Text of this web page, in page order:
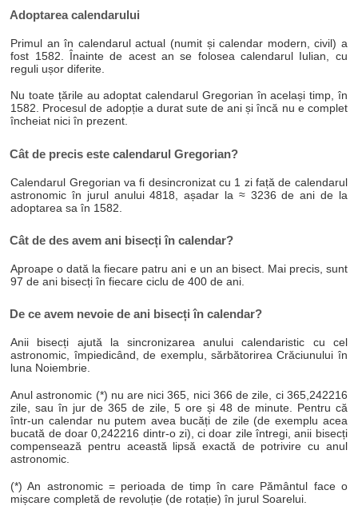
Adoptarea calendarului
Primul an în calendarul actual (numit și calendar modern, civil) a
fost 1582. Înainte de acest an se folosea calendarul Iulian, cu
reguli ușor diferite.
Nu toate țările au adoptat calendarul Gregorian în același timp, în
1582. Procesul de adopție a durat sute de ani și încă nu e complet
încheiat nici în prezent.
Cât de precis este calendarul Gregorian?
Calendarul Gregorian va fi desincronizat cu 1 zi față de calendarul
astronomic în jurul anului 4818, așadar la ≈ 3236 de ani de la
adoptarea sa în 1582.
Cât de des avem ani bisecți în calendar?
Aproape o dată la fiecare patru ani e un an bisect. Mai precis, sunt
97 de ani bisecți în fiecare ciclu de 400 de ani.
De ce avem nevoie de ani bisecți în calendar?
Anii bisecți ajută la sincronizarea anului calendaristic cu cel
astronomic, împiedicând, de exemplu, sărbătorirea Crăciunului în
luna Noiembrie.
Anul astronomic (*) nu are nici 365, nici 366 de zile, ci 365,242216
zile, sau în jur de 365 de zile, 5 ore și 48 de minute. Pentru că
într-un calendar nu putem avea bucăți de zile (de exemplu acea
bucată de doar 0,242216 dintr-o zi), ci doar zile întregi, anii bisecți
compensează pentru această lipsă exactă de potrivire cu anul
astronomic.
(*) An astronomic = perioada de timp în care Pământul face o
mișcare completă de revoluție (de rotație) în jurul Soarelui.